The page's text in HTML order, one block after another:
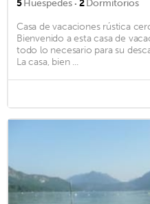
5Huéspedes 2Dormitorios
Casa de vacaciones rústica
Bienvenido a esta casa de
todo lo necesario para su
La casa, bien ...